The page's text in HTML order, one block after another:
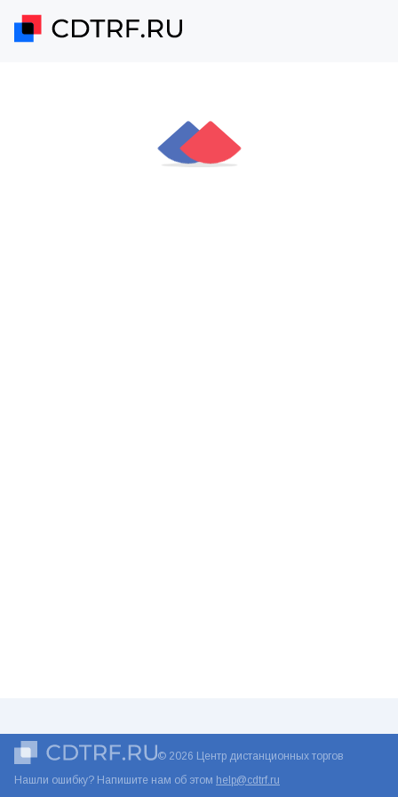
© 2026 Центр дистанционных торгов
Нашли ошибку? Напишите нам об этом help@cdtrf.ru